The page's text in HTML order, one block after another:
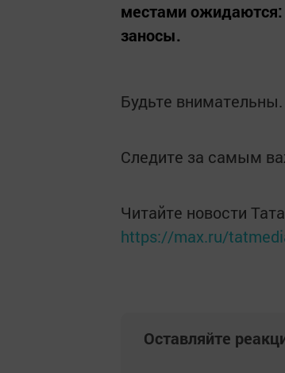
местами ожидаются:
заносы.
Будьте
Следите за самым
Читайте новости
https://max.ru/
Оставляйте